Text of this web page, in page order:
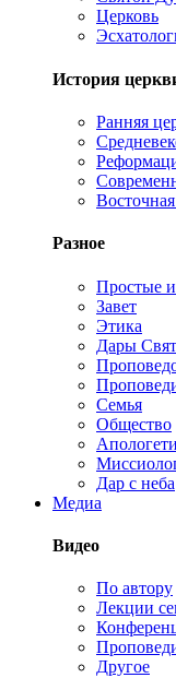
Церковь
История
Ранняя
Разное
Простые
Завет
Этика
Дары
Семья
Общество
Дар с неба
Медиа
Видео
По автору
Лекции
Другое